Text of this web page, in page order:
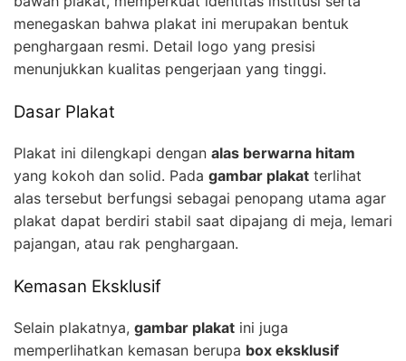
menegaskan bahwa plakat ini merupakan bentuk
penghargaan resmi. Detail logo yang presisi
menunjukkan kualitas pengerjaan yang tinggi.
Dasar Plakat
Plakat ini dilengkapi dengan alas berwarna hitam
yang kokoh dan solid. Pada gambar plakat terlihat
alas tersebut berfungsi sebagai penopang utama agar
plakat dapat berdiri stabil saat dipajang di meja, lemari
pajangan, atau rak penghargaan.
Kemasan Eksklusif
Selain plakatnya, gambar plakat ini juga
memperlihatkan kemasan berupa box eksklusif